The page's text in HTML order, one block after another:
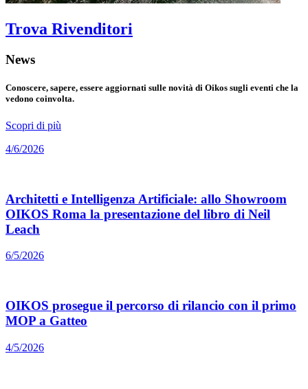
Trova Rivenditori
News
Conoscere, sapere, essere aggiornati sulle novità di Oikos sugli eventi che la
vedono coinvolta.
Scopri di più
4/6/2026
Architetti e Intelligenza Artificiale: allo Showroom
OIKOS Roma la presentazione del libro di Neil
Leach
6/5/2026
OIKOS prosegue il percorso di rilancio con il primo
MOP a Gatteo
4/5/2026